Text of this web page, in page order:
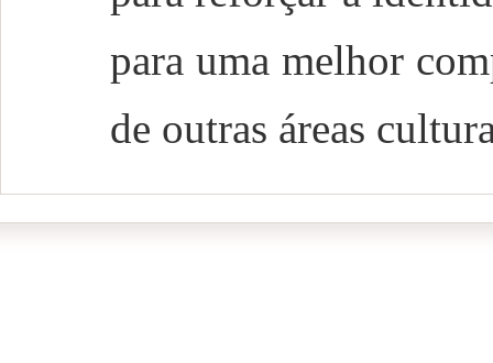
para uma melhor
de outras áreas